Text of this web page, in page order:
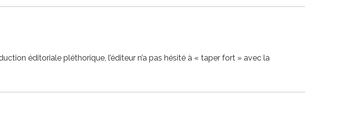
éditoriale pléthorique, l’éditeur n’a pas hésité à « taper fort » avec la